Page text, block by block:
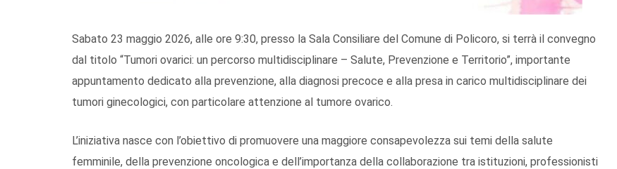
Sabato 23 maggio 2026, alle ore 9:30, presso la Sala Consiliare del Comune di Policoro, si terrà il convegno
dal titolo “Tumori ovarici: un percorso multidisciplinare – Salute, Prevenzione e Territorio”, importante
appuntamento dedicato alla prevenzione, alla diagnosi precoce e alla presa in carico multidisciplinare dei
tumori ginecologici, con particolare attenzione al tumore ovarico.
L’iniziativa nasce con l’obiettivo di promuovere una maggiore consapevolezza sui temi della salute
femminile, della prevenzione oncologica e dell’importanza della collaborazione tra istituzioni, professionisti